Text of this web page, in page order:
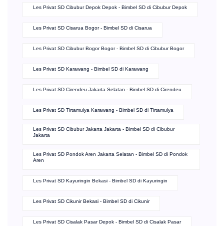
Les Privat SD Cibubur Depok Depok - Bimbel SD di Cibubur Depok
Les Privat SD Cisarua Bogor - Bimbel SD di Cisarua
Les Privat SD Cibubur Bogor Bogor - Bimbel SD di Cibubur Bogor
Les Privat SD Karawang - Bimbel SD di Karawang
Les Privat SD Cirendeu Jakarta Selatan - Bimbel SD di Cirendeu
Les Privat SD Tirtamulya Karawang - Bimbel SD di Tirtamulya
Les Privat SD Cibubur Jakarta Jakarta - Bimbel SD di Cibubur
Jakarta
Les Privat SD Pondok Aren Jakarta Selatan - Bimbel SD di Pondok
Aren
Les Privat SD Kayuringin Bekasi - Bimbel SD di Kayuringin
Les Privat SD Cikunir Bekasi - Bimbel SD di Cikunir
Les Privat SD Cisalak Pasar Depok - Bimbel SD di Cisalak Pasar